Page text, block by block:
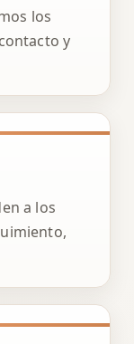
los
y
a los